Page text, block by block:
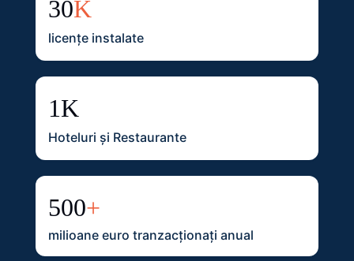
30K
licențe instalate
1K
Hoteluri și Restaurante
500+
milioane euro tranzacționați anual